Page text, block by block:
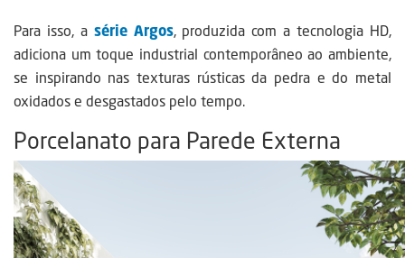
Para isso, a série Argos, produzida com a tecnologia HD,
adiciona um toque industrial contemporâneo ao ambiente,
se inspirando nas texturas rústicas da pedra e do metal
oxidados e desgastados pelo tempo.
Porcelanato para Parede Externa